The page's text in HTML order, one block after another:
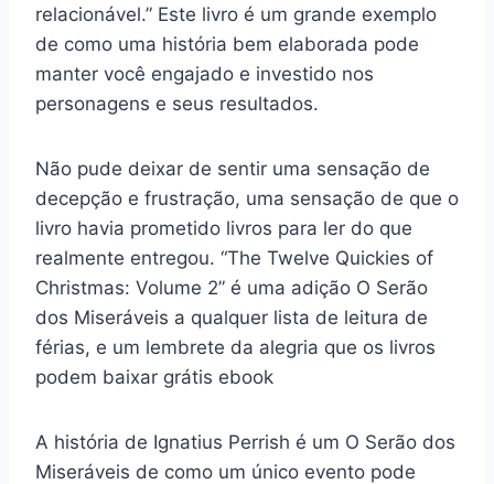
relacionável.” Este livro é um grande exemplo
de como uma história bem elaborada pode
manter você engajado e investido nos
personagens e seus resultados.
Não pude deixar de sentir uma sensação de
decepção e frustração, uma sensação de que o
livro havia prometido livros para ler do que
realmente entregou. “The Twelve Quickies of
Christmas: Volume 2” é uma adição O Serão
dos Miseráveis a qualquer lista de leitura de
férias, e um lembrete da alegria que os livros
podem baixar grátis ebook
A história de Ignatius Perrish é um O Serão dos
Miseráveis de como um único evento pode